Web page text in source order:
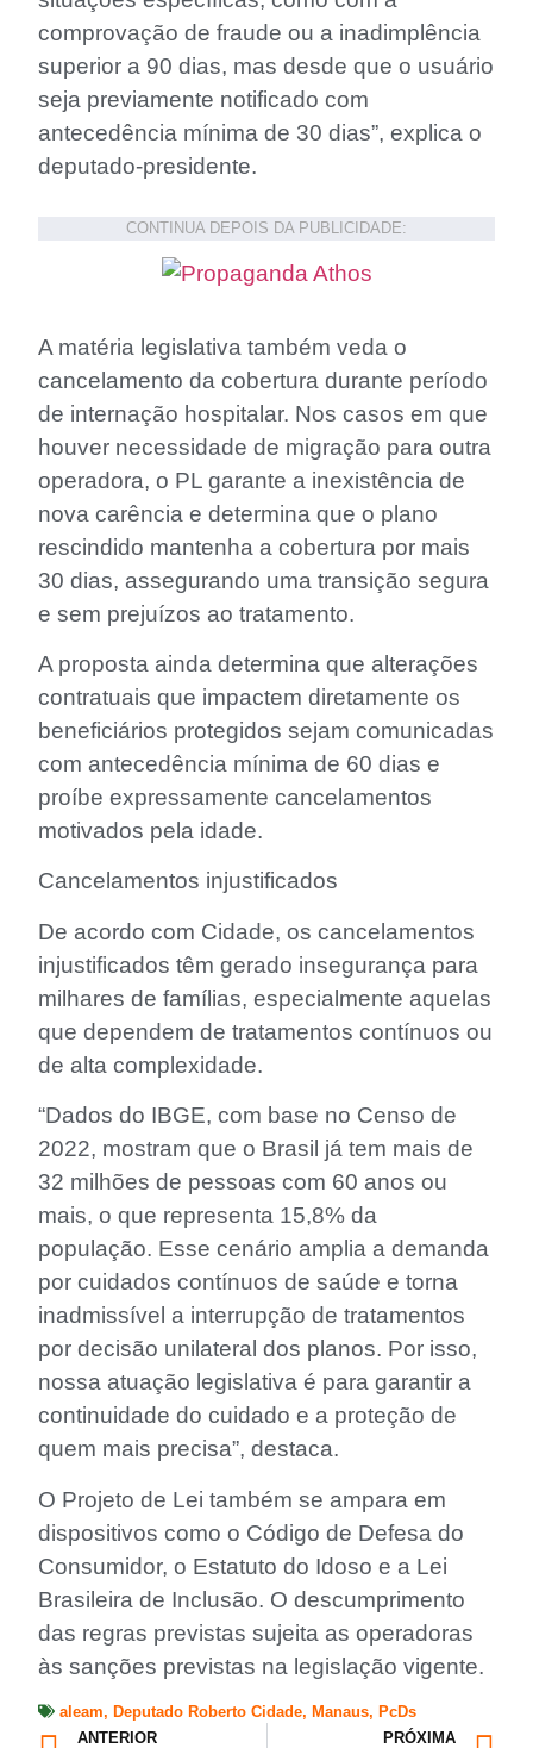
comprovação de fraude ou a inadimplência
superior a 90 dias, mas desde que o usuário
seja previamente notificado com
antecedência mínima de 30 dias”, explica o
deputado-presidente.
CONTINUA DEPOIS DA PUBLICIDADE:
A matéria legislativa também veda o
cancelamento da cobertura durante período
de internação hospitalar. Nos casos em que
houver necessidade de migração para outra
operadora, o PL garante a inexistência de
nova carência e determina que o plano
rescindido mantenha a cobertura por mais
30 dias, assegurando uma transição segura
e sem prejuízos ao tratamento.
A proposta ainda determina que alterações
contratuais que impactem diretamente os
beneficiários protegidos sejam comunicadas
com antecedência mínima de 60 dias e
proíbe expressamente cancelamentos
motivados pela idade.
Cancelamentos injustificados
De acordo com Cidade, os cancelamentos
injustificados têm gerado insegurança para
milhares de famílias, especialmente aquelas
que dependem de tratamentos contínuos ou
de alta complexidade.
“Dados do IBGE, com base no Censo de
2022, mostram que o Brasil já tem mais de
32 milhões de pessoas com 60 anos ou
mais, o que representa 15,8% da
população. Esse cenário amplia a demanda
por cuidados contínuos de saúde e torna
inadmissível a interrupção de tratamentos
por decisão unilateral dos planos. Por isso,
nossa atuação legislativa é para garantir a
continuidade do cuidado e a proteção de
quem mais precisa”, destaca.
O Projeto de Lei também se ampara em
dispositivos como o Código de Defesa do
Consumidor, o Estatuto do Idoso e a Lei
Brasileira de Inclusão. O descumprimento
das regras previstas sujeita as operadoras
às sanções previstas na legislação vigente.
aleam, Deputado Roberto Cidade, Manaus, PcDs
ANTERIOR
PRÓXIMA